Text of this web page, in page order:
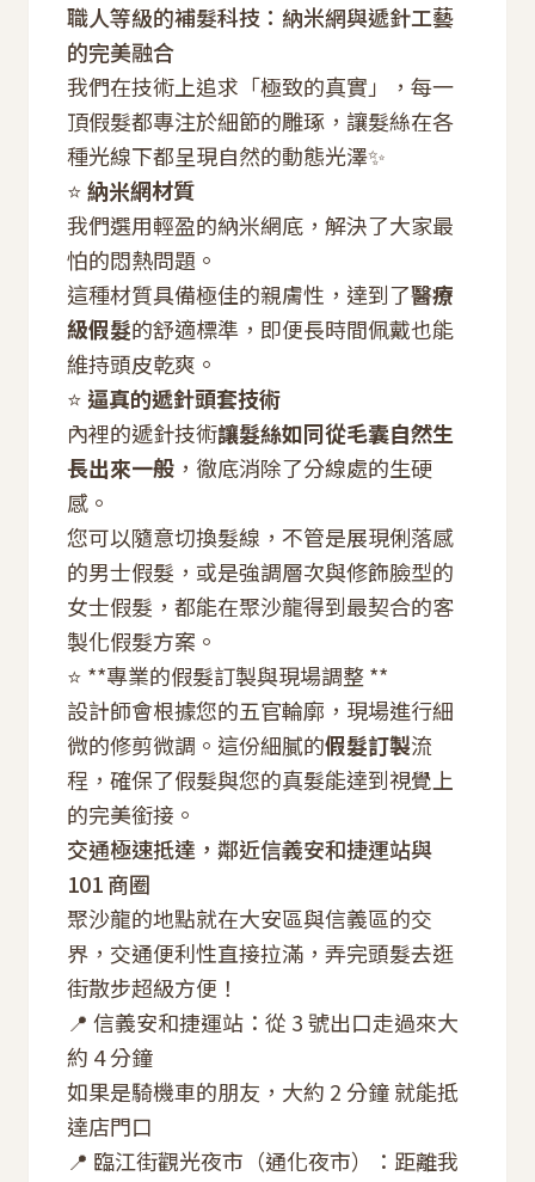
職人等級的補髮科技：納米網與遞針工藝
的完美融合
我們在技術上追求「極致的真實」，每一
頂假髮都專注於細節的雕琢，讓髮絲在各
種光線下都呈現自然的動態光澤✨
⭐納米網材質
我們選用輕盈的納米網底，解決了大家最
怕的悶熱問題。
這種材質具備極佳的親膚性，達到了醫療
級假髮的舒適標準，即便長時間佩戴也能
維持頭皮乾爽。
⭐逼真的遞針頭套技術
內裡的遞針技術讓髮絲如同從毛囊自然生
長出來一般 ，徹底消除了分線處的生硬
感。
您可以隨意切換髮線，不管是展現俐落感
的男士假髮，或是強調層次與修飾臉型的
女士假髮，都能在聚沙龍得到最契合的客
製化假髮方案。
⭐ **專業的假髮訂製與現場調整 **
設計師會根據您的五官輪廓，現場進行細
微的修剪微調。這份細膩的假髮訂製流
程，確保了假髮與您的真髮能達到視覺上
的完美銜接。
交通極速抵達，鄰近信義安和捷運站與
101 商圈
聚沙龍的地點就在大安區與信義區的交
界，交通便利性直接拉滿，弄完頭髮去逛
街散步超級方便！
📍 信義安和捷運站：從 3 號出口走過來大
約 4 分鐘
如果是騎機車的朋友，大約 2 分鐘 就能抵
達店門口
📍 臨江街觀光夜市（通化夜市）：距離我